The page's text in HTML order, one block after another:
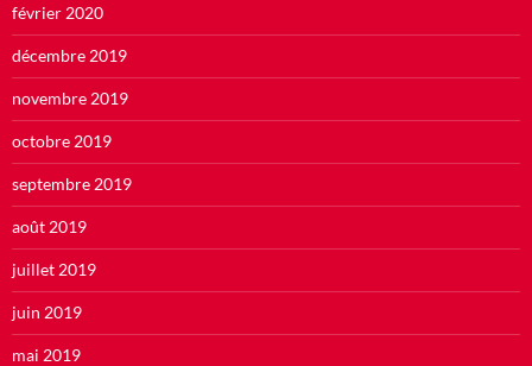
février 2020
décembre 2019
novembre 2019
octobre 2019
septembre 2019
août 2019
juillet 2019
juin 2019
mai 2019